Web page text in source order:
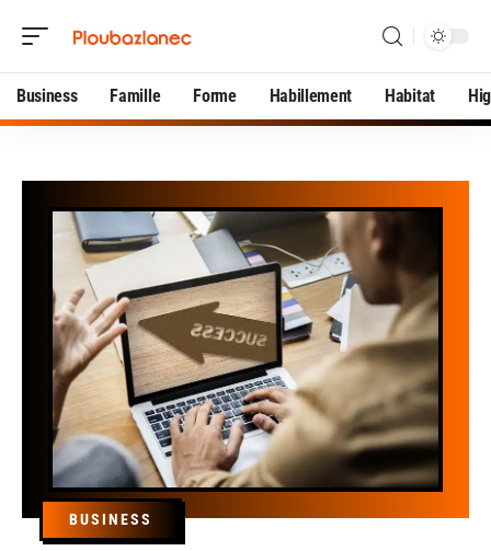
Business Famille Forme Habillement Habitat
BUSINESS